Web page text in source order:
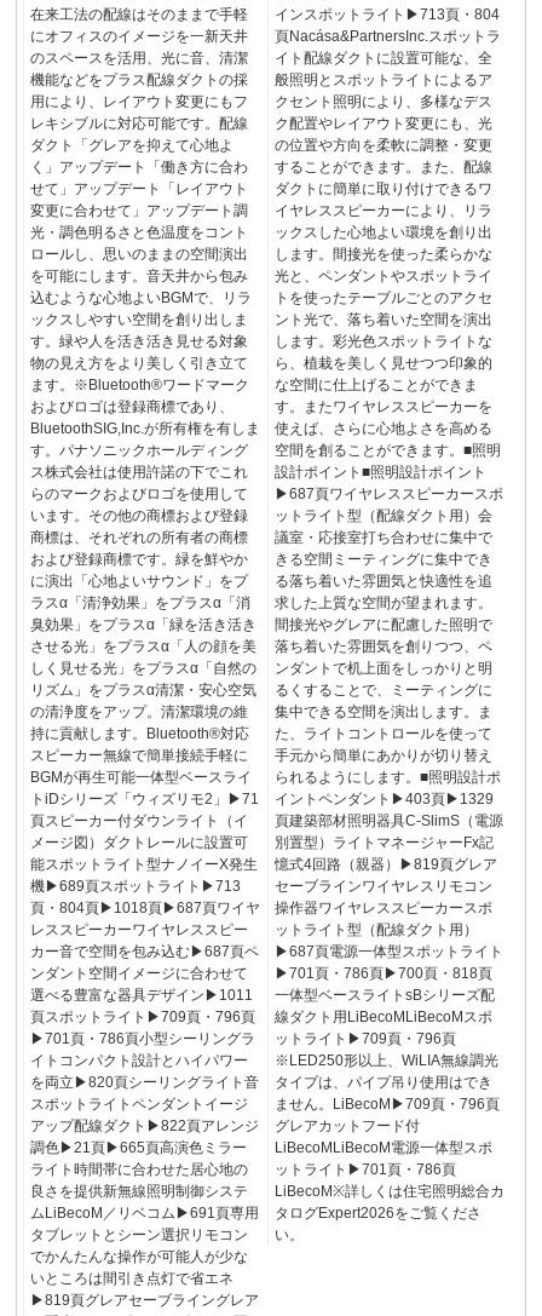
在来工法の配線はそのままで手軽
にオフィスのイメージを一新天井
のスペースを活用、光に音、清潔
機能などをプラス配線ダクトの採
用により、レイアウト変更にもフ
レキシブルに対応可能です。配線
ダクト「グレアを抑えて心地よ
く」アップデート「働き方に合わ
せて」アップデート「レイアウト
変更に合わせて」アップデート調
光・調色明るさと色温度をコント
ロールし、思いのままの空間演出
を可能にします。音天井から包み
込むような心地よいBGMで、リラ
ックスしやすい空間を創り出しま
す。緑や人を活き活き見せる対象
物の見え方をより美しく引き立て
ます。※Bluetooth®ワードマーク
およびロゴは登録商標であり、
BluetoothSIG,Inc.が所有権を有しま
す。パナソニックホールディング
ス株式会社は使用許諾の下でこれ
らのマークおよびロゴを使用して
います。その他の商標および登録
商標は、それぞれの所有者の商標
および登録商標です。緑を鮮やか
に演出「心地よいサウンド」をプ
ラスα「清浄効果」をプラスα「消
臭効果」をプラスα「緑を活き活き
させる光」をプラスα「人の顔を美
しく見せる光」をプラスα「自然の
リズム」をプラスα清潔・安心空気
の清浄度をアップ。清潔環境の維
持に貢献します。Bluetooth®対応
スピーカー無線で簡単接続手軽に
BGMが再生可能一体型ベースライ
トiDシリーズ「ウィズリモ2」▶71
頁スピーカー付ダウンライト（イ
メージ図）ダクトレールに設置可
能スポットライト型ナノイーX発生
機▶689頁スポットライト▶713
頁・804頁▶1018頁▶687頁ワイヤ
レススピーカーワイヤレススピー
カー音で空間を包み込む▶687頁ペ
ンダント空間イメージに合わせて
選べる豊富な器具デザイン▶1011
頁スポットライト▶709頁・796頁
▶701頁・786頁小型シーリングラ
イトコンパクト設計とハイパワー
を両立▶820頁シーリングライト音
スポットライトペンダントイージ
アップ配線ダクト▶822頁アレンジ
調色▶21頁▶665頁高演色ミラー
ライト時間帯に合わせた居心地の
良さを提供新無線照明制御システ
ムLiBecoM／リベコム▶691頁専用
タブレットとシーン選択リモコン
でかんたんな操作が可能人が少な
いところは間引き点灯で省エネ
▶819頁グレアセーブライングレア
インスポットライト▶713頁・804
頁Nacása&PartnersInc.スポットラ
イト配線ダクトに設置可能な、全
般照明とスポットライトによるア
クセント照明により、多様なデス
ク配置やレイアウト変更にも、光
の位置や方向を柔軟に調整・変更
することができます。また、配線
ダクトに簡単に取り付けできるワ
イヤレススピーカーにより、リラ
ックスした心地よい環境を創り出
します。間接光を使った柔らかな
光と、ペンダントやスポットライ
トを使ったテーブルごとのアクセ
ント光で、落ち着いた空間を演出
します。彩光色スポットライトな
ら、植栽を美しく見せつつ印象的
な空間に仕上げることができま
す。またワイヤレススピーカーを
使えば、さらに心地よさを高める
空間を創ることができます。■照明
設計ポイント■照明設計ポイント
▶687頁ワイヤレススピーカースポ
ットライト型（配線ダクト用）会
議室・応接室打ち合わせに集中で
きる空間ミーティングに集中でき
る落ち着いた雰囲気と快適性を追
求した上質な空間が望まれます。
間接光やグレアに配慮した照明で
落ち着いた雰囲気を創りつつ、ペ
ンダントで机上面をしっかりと明
るくすることで、ミーティングに
集中できる空間を演出します。ま
た、ライトコントロールを使って
手元から簡単にあかりが切り替え
られるようにします。■照明設計ポ
イントペンダント▶403頁▶1329
頁建築部材照明器具C-SlimS（電源
別置型）ライトマネージャーFx記
憶式4回路（親器）▶819頁グレア
セーブラインワイヤレスリモコン
操作器ワイヤレススピーカースポ
ットライト型（配線ダクト用）
▶687頁電源一体型スポットライト
▶701頁・786頁▶700頁・818頁
一体型ベースライトsBシリーズ配
線ダクト用LiBecoMLiBecoMスポ
ットライト▶709頁・796頁
※LED250形以上、WiLIA無線調光
タイプは、パイプ吊り使用はでき
ません。LiBecoM▶709頁・796頁
グレアカットフード付
LiBecoMLiBecoM電源一体型スポ
ットライト▶701頁・786頁
LiBecoM※詳しくは住宅照明総合カ
タログExpert2026をご覧くださ
い。